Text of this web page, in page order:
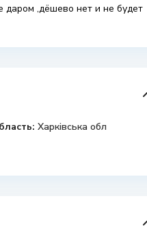
даром ,дёшево нет и не будет
Харківська обл